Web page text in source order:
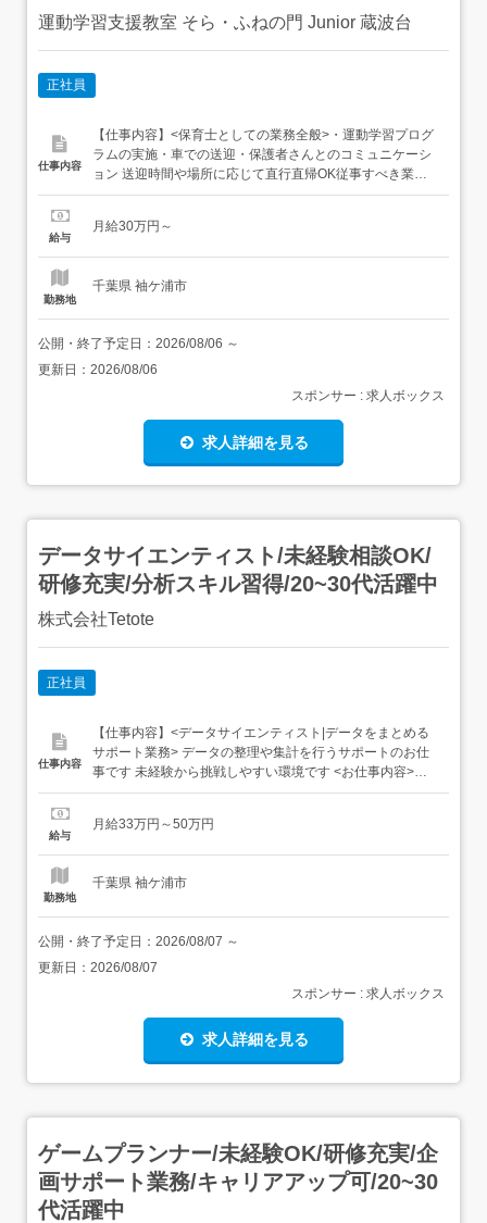
運動学習支援教室 そら・ふねの門 Junior 蔵波台
正社員
仕事内容
【仕事内容】<保育士としての業務全般>・運動学習プログ
ラムの実施・車での送迎・保護者さんとのコミュニケーシ
ョン 送迎時間や場所に応じて直行直帰OK従事すべき業務
の変更範囲:法人の定める業務転勤なし 【経験・資格】<応
験OKブランクOK年齢不問学歴不問<歓迎要件>強度行動障
給与
月給30万円～
勤務地
千葉県 袖ケ浦市
公開・終了予定日： 2026/08/06 ～
更新日： 2026/08/06
スポンサー : 求人ボックス
求人詳細を見る
データサイエンティスト/未経験相談OK/
研修充実/分析スキル習得/20~30代活躍中
株式会社Tetote
正社員
仕事内容
【仕事内容】<データサイエンティスト|データをまとめる
サポート業務> データの整理や集計を行うサポートのお仕
事です 未経験から挑戦しやすい環境です <お仕事内容>・
データを入力・整理 ・内容を確認してチェック ・集計結果
手順で進められる ・コツコツ作業が中心 ・研修制度充実
給与
月給33万円～50万円
勤務地
千葉県 袖ケ浦市
公開・終了予定日： 2026/08/07 ～
更新日： 2026/08/07
スポンサー : 求人ボックス
求人詳細を見る
ゲームプランナー/未経験OK/研修充実/企
画サポート業務/キャリアアップ可/20~30
代活躍中